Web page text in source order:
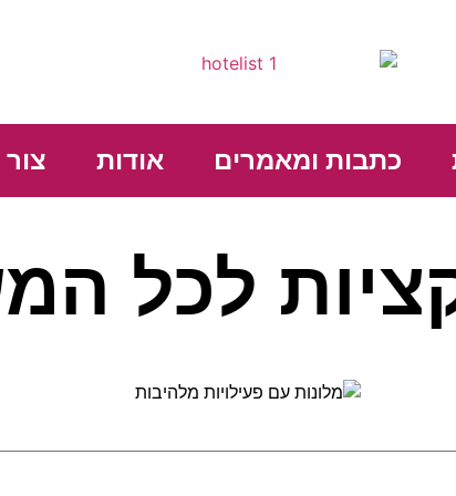
כתבות ומאמרים אודות
לכל